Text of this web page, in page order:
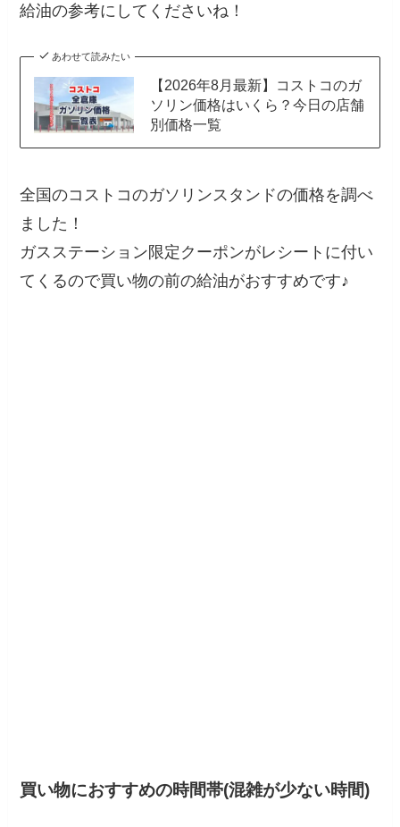
給油の参考にしてくださいね！
あわせて読みたい
【2026年8月最新】コストコのガ
ソリン価格はいくら？今日の店舗
別価格一覧
全国のコストコのガソリンスタンドの価格を調べ
ました！
ガスステーション限定クーポンがレシートに付い
てくるので買い物の前の給油がおすすめです♪
買い物におすすめの時間帯(混雑が少ない時間)